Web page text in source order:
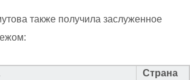
также получила заслуженное
Страна